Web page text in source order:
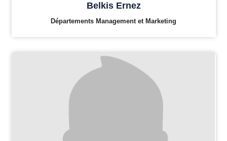
Belkis Ernez
Départements Management et Marketing